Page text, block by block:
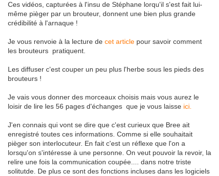
Ces vidéos, capturées à l'insu de Stéphane lorqu'il s'est fait lui-
même pièger par un brouteur, donnent une bien plus grande
crédibilité à l'arnaque !
Je vous renvoie à la lecture de cet article pour savoir comment
les brouteurs pratiquent.
Les diffuser c'est couper un peu plus l'herbe sous les pieds des
brouteurs !
Je vais vous donner des morceaux choisis mais vous aurez le
loisir de lire les 56 pages d'échanges que je vous laisse ici.
J'en connais qui vont se dire que c'est curieux que Bree ait
enregistré toutes ces informations. Comme si elle souhaitait
pièger son interlocuteur. En fait c'est un réflexe que l'on a
lorsqu'on s'intéresse à une personne. On veut pouvoir la revoir, la
relire une fois la communication coupée.... dans notre triste
solitutde. De plus ce sont des fonctions incluses dans les logiciels